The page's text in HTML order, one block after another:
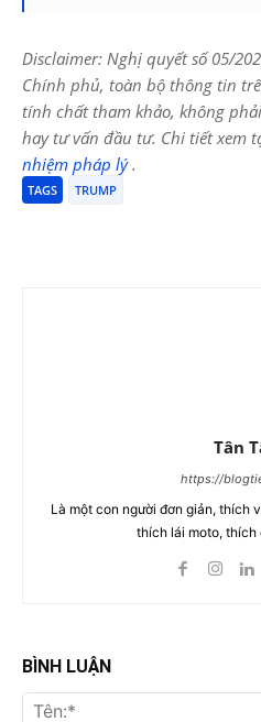
Disclaimer: Nghị quyết số 05/
Chính phủ, toàn bộ thông tin
tính chất tham khảo, không
hay tư vấn đầu tư. Chi tiết xem
nhiệm pháp lý.
TAGS TRUMP
Tân
https://
Là một con người đơn giản, thích
thích lái moto,
BÌNH LUẬN